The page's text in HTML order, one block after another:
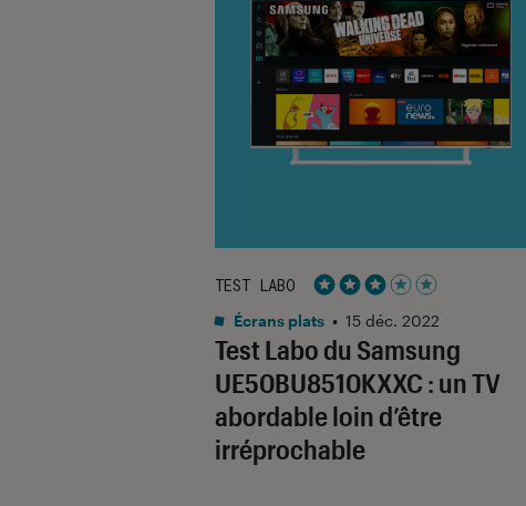
Test Labo du Samsung
UE50BU8510KXXC : un TV
abordable loin d’être
irréprochable
TEST LABO
Noté 3 étoiles sur 5
Écrans plats • 15 déc. 2022